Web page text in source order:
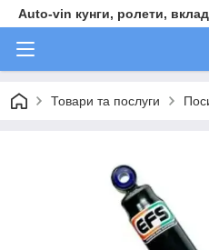
Auto-vin кунги, ролети,
Товари та послуги